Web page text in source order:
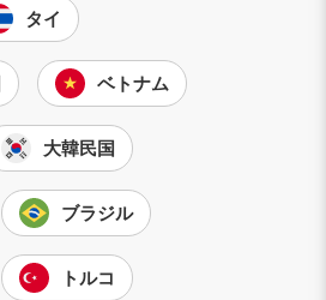
タイ
ベトナム
大韓民国
ブラジル
トルコ